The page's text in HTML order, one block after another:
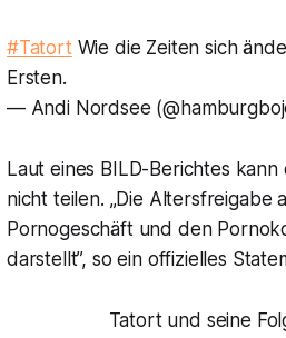
#TatortWie die Zeiten sich
Ersten. ‍
— Andi Nordsee
Laut eines BILD-Berichtes kann
nicht teilen. „Die Altersfreigabe
Pornogeschäft und den
darstellt”, so ein offizielles
Tatort und seine